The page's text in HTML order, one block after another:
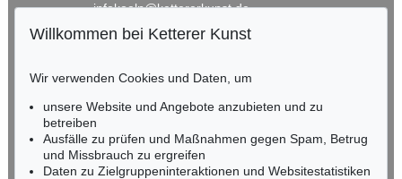
infokoeln@kettererkunst.de
HESSEN
Miriam Heß
Tel.: +49 (0)62 21 58 80-038
Fax: +49 (0)62 21 58 80-595
infoheidelberg@kettererkunst.de
Willkommen bei Ketterer Kunst
Wir verwenden Cookies und Daten, um
unsere Website und Angebote anzubieten und zu
betreiben
Ausfälle zu prüfen und Maßnahmen gegen Spam, Betrug
und Missbrauch zu ergreifen
Daten zu Zielgruppeninteraktionen und Websitestatistiken